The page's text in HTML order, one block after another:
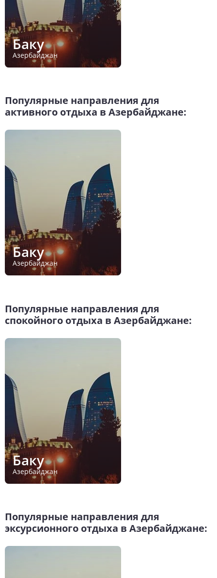
Баку
Азербайджан
Популярные направления для
активного отдыха в Азербайджане:
Баку
Азербайджан
Популярные направления для
спокойного отдыха в Азербайджане:
Баку
Азербайджан
Популярные направления для
эксурсионного отдыха в Азербайджане: